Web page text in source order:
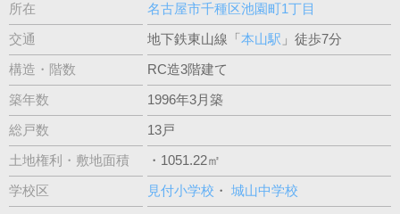
所在 名古屋市千種区池園町1丁目
交通 地下鉄東山線「 本山駅 」徒歩7分
構造・階数 RC造3階建て
築年数 1996年3月築
総戸数 13戸
土地権利・敷地面積 ・1051.22㎡
学校区 見付小学校 ・ 城山中学校